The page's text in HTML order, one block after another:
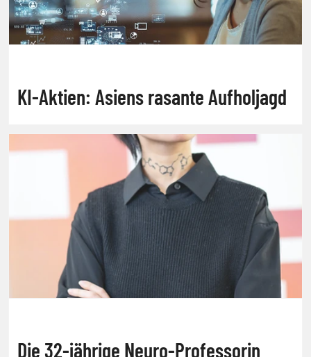
KI-Aktien: Asiens rasante Aufholjagd
Die 32-jährige Neuro-Professorin